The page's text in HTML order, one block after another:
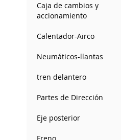
Caja de cambios y
accionamiento
Calentador-Airco
Neumáticos-llantas
tren delantero
Partes de Dirección
Eje posterior